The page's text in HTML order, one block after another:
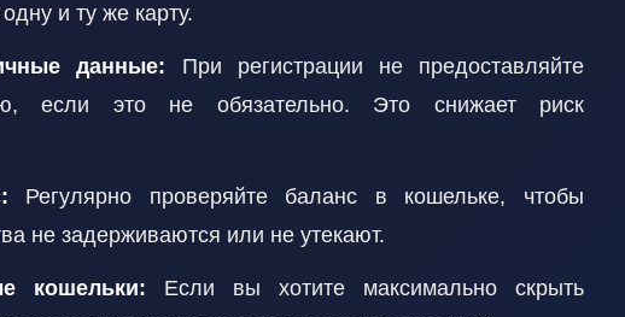
и ту же карту.
данные: При регистрации не предоставляйте
если это не обязательно. Это снижает риск
Регулярно проверяйте баланс в кошельке, чтобы
не задерживаются или не утекают.
кошельки: Если вы хотите максимально скрыть